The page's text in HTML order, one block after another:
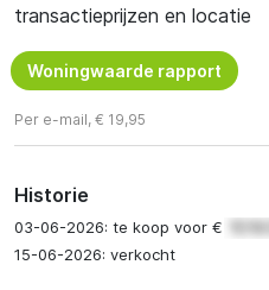
transactieprijzen en locatie
Woningwaarde rapport
Per e-mail, € 19,95
Historie
03-06-2026: te koop voor €
15-06-2026: verkocht